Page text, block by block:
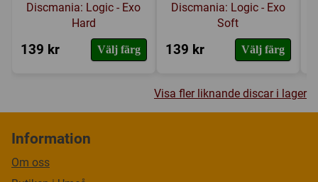
Discmania: Logic - Exo
Hard
139 kr Välj färg
Discmania: Logic - Exo
Soft
139 kr Välj färg
Visa fler liknande discar i lager
Information
Om oss